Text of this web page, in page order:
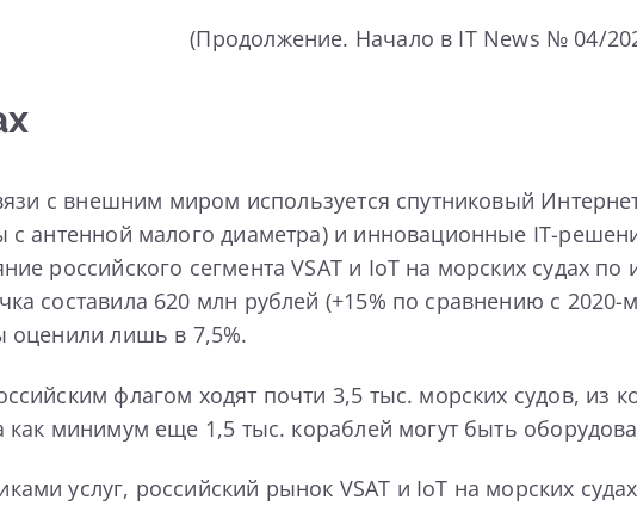
(Продолжение. Начало в IT News № 04/
с внешним миром используется спутниковый
с антенной малого диаметра) и инновационные IT-
российского сегмента VSAT и IoT на морских судах
составила 620 млн рублей (+15% по сравнению с 2020-
оценили лишь в 7,5%.
флагом ходят почти 3,5 тыс. морских судов, из
как минимум еще 1,5 тыс. кораблей могут быть
услуг, российский рынок VSAT и IoT на морских